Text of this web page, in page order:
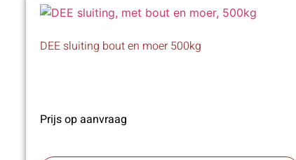
DEE sluiting bout en moer 500kg
Prijs op aanvraag